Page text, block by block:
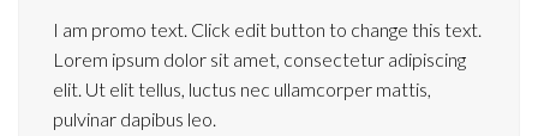
I am promo text. Click edit button to change this text.
Lorem ipsum dolor sit amet, consectetur adipiscing
elit. Ut elit tellus, luctus nec ullamcorper mattis,
pulvinar dapibus leo.